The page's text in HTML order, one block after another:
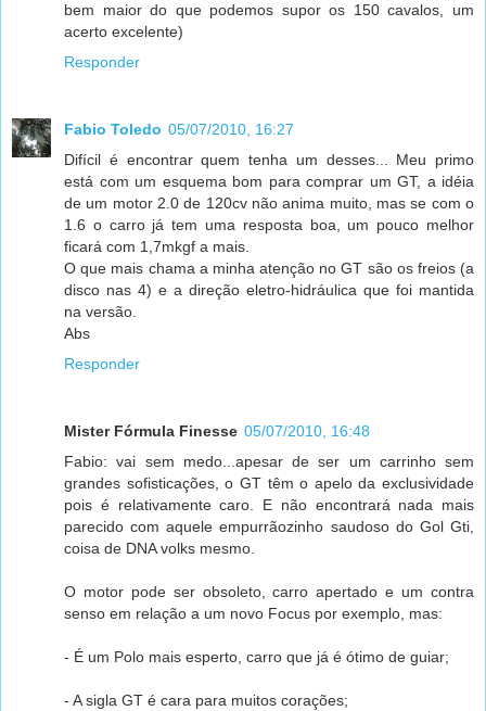
bem maior do que podemos supor os 150 cavalos, um
acerto excelente)
Responder
Fabio Toledo 05/07/2010, 16:27
Difícil é encontrar quem tenha um desses... Meu primo
está com um esquema bom para comprar um GT, a idéia
de um motor 2.0 de 120cv não anima muito, mas se com o
1.6 o carro já tem uma resposta boa, um pouco melhor
ficará com 1,7mkgf a mais.
O que mais chama a minha atenção no GT são os freios (a
disco nas 4) e a direção eletro-hidráulica que foi mantida
na versão.
Abs
Responder
Mister Fórmula Finesse 05/07/2010, 16:48
Fabio: vai sem medo...apesar de ser um carrinho sem
grandes sofisticações, o GT têm o apelo da exclusividade
pois é relativamente caro. E não encontrará nada mais
parecido com aquele empurrãozinho saudoso do Gol Gti,
coisa de DNA volks mesmo.
O motor pode ser obsoleto, carro apertado e um contra
senso em relação a um novo Focus por exemplo, mas:
- É um Polo mais esperto, carro que já é ótimo de guiar;
- A sigla GT é cara para muitos corações;